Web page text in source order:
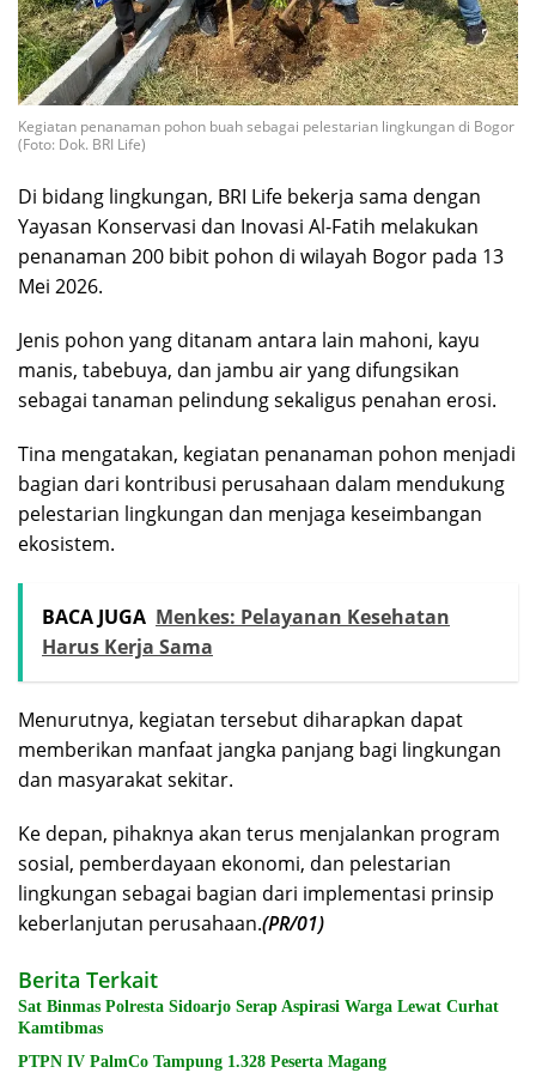
Kegiatan penanaman pohon buah sebagai pelestarian lingkungan di Bogor
(Foto: Dok. BRI Life)
Di bidang lingkungan, BRI Life bekerja sama dengan
Yayasan Konservasi dan Inovasi Al-Fatih melakukan
penanaman 200 bibit pohon di wilayah Bogor pada 13
Mei 2026.
Jenis pohon yang ditanam antara lain mahoni, kayu
manis, tabebuya, dan jambu air yang difungsikan
sebagai tanaman pelindung sekaligus penahan erosi.
Tina mengatakan, kegiatan penanaman pohon menjadi
bagian dari kontribusi perusahaan dalam mendukung
pelestarian lingkungan dan menjaga keseimbangan
ekosistem.
BACA JUGA Menkes: Pelayanan Kesehatan
Harus Kerja Sama
Menurutnya, kegiatan tersebut diharapkan dapat
memberikan manfaat jangka panjang bagi lingkungan
dan masyarakat sekitar.
Ke depan, pihaknya akan terus menjalankan program
sosial, pemberdayaan ekonomi, dan pelestarian
lingkungan sebagai bagian dari implementasi prinsip
keberlanjutan perusahaan.(PR/01)
Berita Terkait
Sat Binmas Polresta Sidoarjo Serap Aspirasi Warga Lewat Curhat
Kamtibmas
PTPN IV PalmCo Tampung 1.328 Peserta Magang